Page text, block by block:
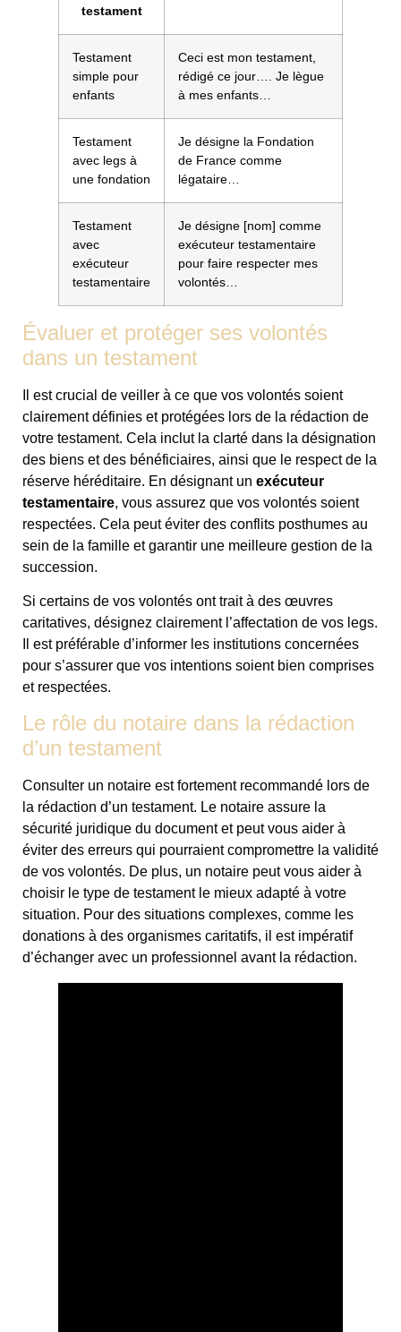
testament
Testament
simple pour
enfants
Ceci est mon testament,
rédigé ce jour…. Je lègue
à mes enfants…
Testament
avec legs à
une fondation
Je désigne la Fondation
de France comme
légataire…
Testament
avec
exécuteur
testamentaire
Je désigne [nom] comme
exécuteur testamentaire
pour faire respecter mes
volontés…
Évaluer et protéger ses volontés
dans un testament
Il est crucial de veiller à ce que vos volontés soient
clairement définies et protégées lors de la rédaction de
votre testament. Cela inclut la clarté dans la désignation
des biens et des bénéficiaires, ainsi que le respect de la
réserve héréditaire. En désignant un exécuteur
testamentaire, vous assurez que vos volontés soient
respectées. Cela peut éviter des conflits posthumes au
sein de la famille et garantir une meilleure gestion de la
succession.
Si certains de vos volontés ont trait à des œuvres
caritatives, désignez clairement l’affectation de vos legs.
Il est préférable d’informer les institutions concernées
pour s’assurer que vos intentions soient bien comprises
et respectées.
Le rôle du notaire dans la rédaction
d’un testament
Consulter un notaire est fortement recommandé lors de
la rédaction d’un testament. Le notaire assure la
sécurité juridique du document et peut vous aider à
éviter des erreurs qui pourraient compromettre la validité
de vos volontés. De plus, un notaire peut vous aider à
choisir le type de testament le mieux adapté à votre
situation. Pour des situations complexes, comme les
donations à des organismes caritatifs, il est impératif
d’échanger avec un professionnel avant la rédaction.